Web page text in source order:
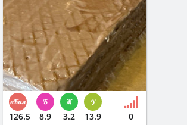
126.5 8.9 3.2 13.9 0